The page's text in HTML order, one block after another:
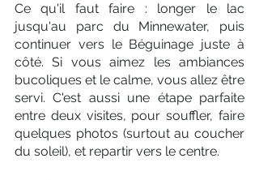
Ce qu'il faut faire : longer le lac
jusqu'au parc du Minnewater, puis
continuer vers le Béguinage juste à
côté. Si vous aimez les ambiances
bucoliques et le calme, vous allez être
servi. C'est aussi une étape parfaite
entre deux visites, pour souffler, faire
quelques photos (surtout au coucher
du soleil), et repartir vers le centre.